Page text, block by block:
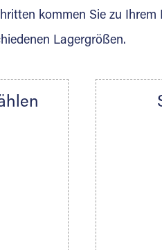
kommen Sie zu
Lagergrößen.